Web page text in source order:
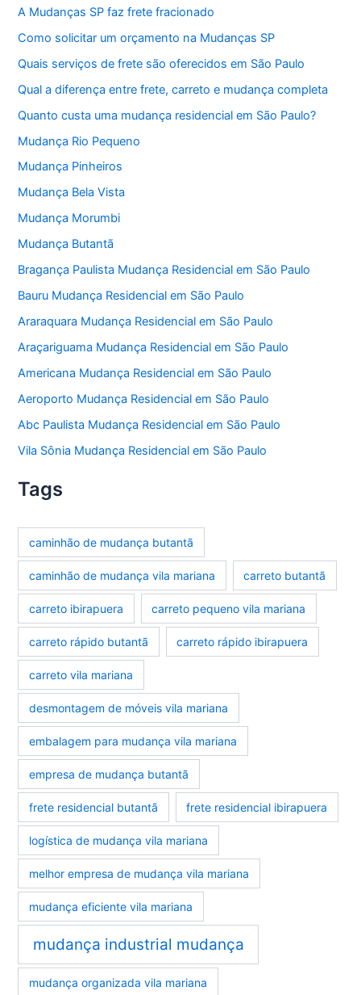
A Mudanças SP faz frete fracionado
Como solicitar um orçamento na Mudanças SP
Quais serviços de frete são oferecidos em São Paulo
Qual a diferença entre frete, carreto e mudança completa
Quanto custa uma mudança residencial em São Paulo?
Mudança Rio Pequeno
Mudança Pinheiros
Mudança Bela Vista
Mudança Morumbi
Mudança Butantã
Bragança Paulista Mudança Residencial em São Paulo
Bauru Mudança Residencial em São Paulo
Araraquara Mudança Residencial em São Paulo
Araçariguama Mudança Residencial em São Paulo
Americana Mudança Residencial em São Paulo
Aeroporto Mudança Residencial em São Paulo
Abc Paulista Mudança Residencial em São Paulo
Vila Sônia Mudança Residencial em São Paulo
Tags
caminhão de mudança butantã
caminhão de mudança vila mariana carreto butantã
carreto ibirapuera carreto pequeno vila mariana
carreto rápido butantã carreto rápido ibirapuera
carreto vila mariana
desmontagem de móveis vila mariana
embalagem para mudança vila mariana
empresa de mudança butantã
frete residencial butantã frete residencial ibirapuera
logística de mudança vila mariana
melhor empresa de mudança vila mariana
mudança eficiente vila mariana
mudança industrial mudança
mudança organizada vila mariana